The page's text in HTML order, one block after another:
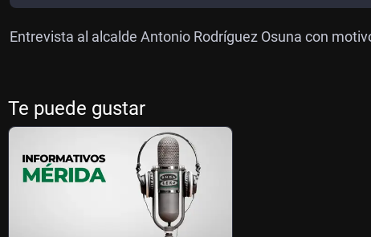
Entrevista al alcalde Antonio Rodríguez Osuna con
Te puede gustar